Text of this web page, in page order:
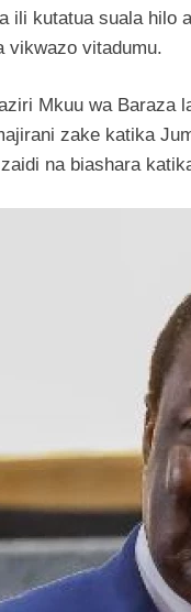
ili kutatua suala hilo
vikwazo vitadumu.
Mkuu wa Baraza
zake katika
na biashara